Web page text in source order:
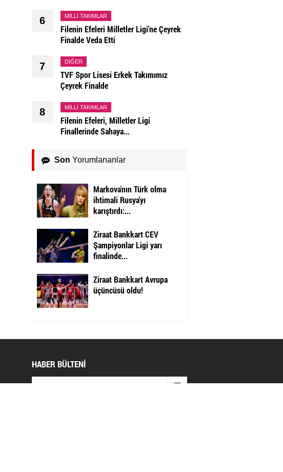
6 MILLI TAKIMLAR
Filenin Efeleri Milletler Ligi'ne Çeyrek
Finalde Veda Etti
7 DIĞER
TVF Spor Lisesi Erkek Takımımız
Çeyrek Finalde
8 MILLI TAKIMLAR
Filenin Efeleri, Milletler Ligi
Finallerinde Sahaya...
Son Yorumlananlar
Markova'nın Türk olma
ihtimali Rusya'yı
karıştırdı:...
Ziraat Bankkart CEV
Şampiyonlar Ligi yarı
finalinde...
Ziraat Bankkart Avrupa
üçüncüsü oldu!
HABER BÜLTENİ